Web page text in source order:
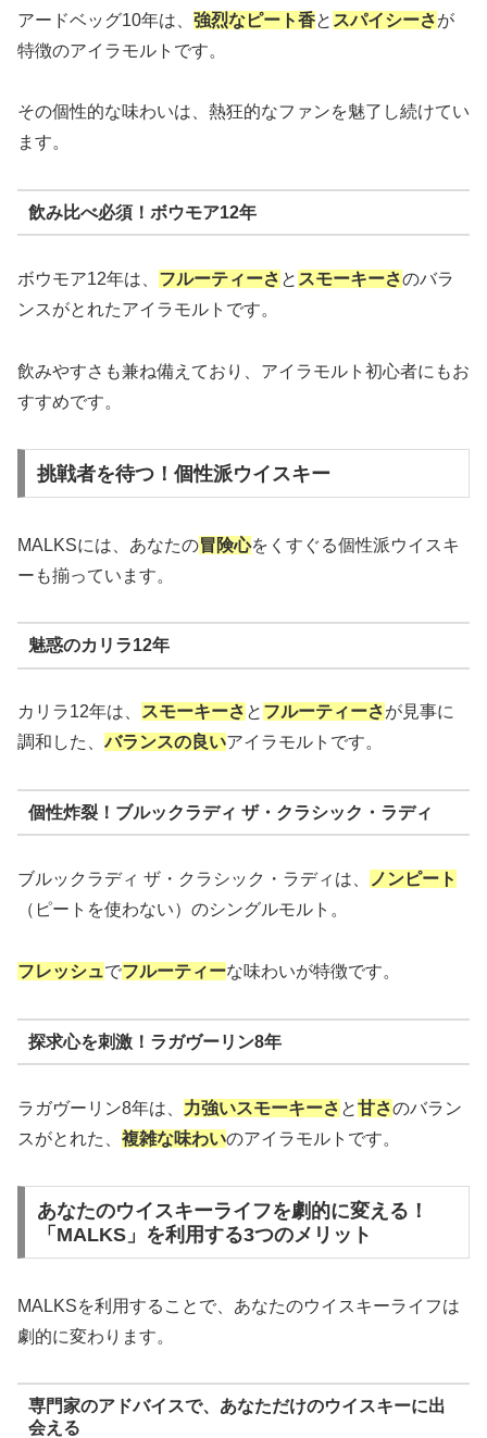
アードベッグ10年は、 強烈なピート香と スパイシーさが
特徴のアイラモルトです。
その個性的な味わいは、熱狂的なファンを魅了し続けてい
ます。
飲み比べ必須！ボウモア12年
ボウモア12年は、 フルーティーさ と スモーキーさのバラ
ンスがとれたアイラモルトです。
飲みやすさも兼ね備えており、アイラモルト初心者にもお
すすめです。
挑戦者を待つ！個性派ウイスキー
MALKSには、あなたの冒険心をくすぐる個性派ウイスキ
ーも揃っています。
魅惑のカリラ12年
カリラ12年は、 スモーキーさ と フルーティーさが見事に
調和した、バランスの良いアイラモルトです。
個性炸裂！ブルックラディ ザ・クラシック・ラディ
ブルックラディ ザ・クラシック・ラディは、
ノンピート
（ピートを使わない）のシングルモルト。
フレッシュでフルーティーな味わいが特徴です。
探求心を刺激！ラガヴーリン8年
ラガヴーリン8年は、 力強いスモーキーさ と甘さのバラン
スがとれた、 複雑な味わいのアイラモルトです。
あなたのウイスキーライフを劇的に変える！
「MALKS」を利用する3つのメリット
MALKSを利用することで、あなたのウイスキーライフは
劇的に変わります。
専門家のアドバイスで、あなただけのウイスキーに出
会える